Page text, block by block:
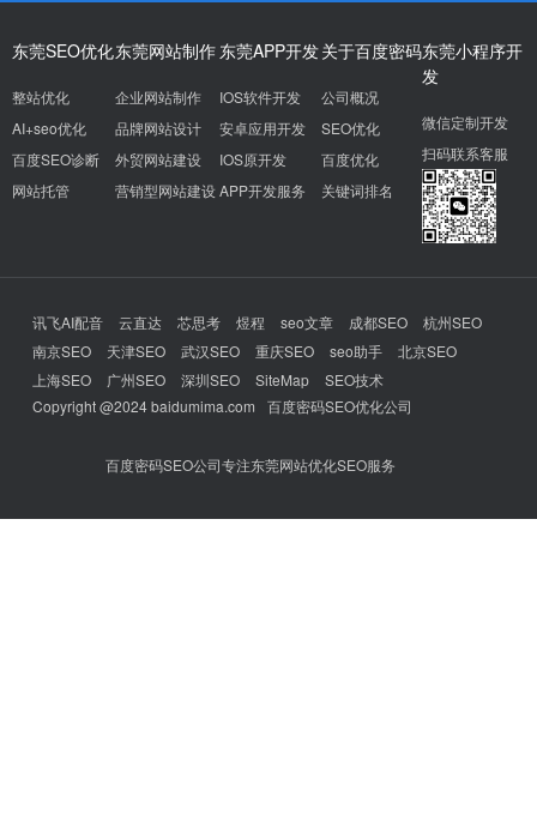
东莞SEO优化
整站优化
AI+seo优化
百度SEO诊断
网站托管
东莞网站制作
企业网站制作
品牌网站设计
外贸网站建设
营销型网站建设
东莞APP开发
IOS软件开发
安卓应用开发
IOS原开发
APP开发服务
关于百度密码
公司概况
SEO优化
百度优化
关键词排名
东莞小程序开
发
微信定制开发
扫码联系客服
讯飞AI配音 云直达 芯思考 煜程 seo文章 成都SEO
杭州SEO
南京SEO
天津SEO 武汉SEO 重庆SEO seo助手
北京SEO
上海SEO
广州SEO 深圳SEO SiteMap
SEO技术
Copyright @2024 baidumima.com
百度密码SEO优化公司
百度密码SEO公司专注东莞网站优化SEO服务